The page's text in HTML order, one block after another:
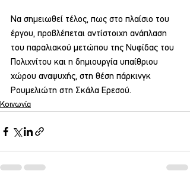
Να σημειωθεί τέλος, πως στο πλαίσιο του
έργου, προβλέπεται αντίστοιχη ανάπλαση
του παραλιακού μετώπου της Νυφίδας του
Πολιχνίτου και η δημιουργία υπαίθριου
χώρου αναψυχής, στη θέση πάρκινγκ
Ρουμελιώτη στη Σκάλα Ερεσού.
Κοινωνία